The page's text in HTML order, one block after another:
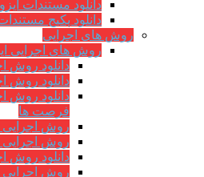
دانلود مستندات ایزو 27001
دانلود پکیج مستندات
روش های اجرایی
روش های اجرایی ایزو
دانلود روش
دانلود روش
دانلود روش
فرصت ها
روش اجرایی
روش اجرایی
دانلود روش
روش اجرایی